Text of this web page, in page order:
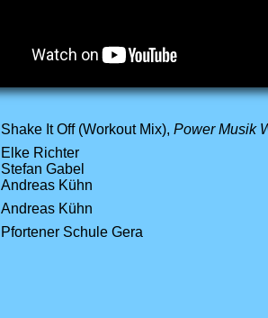
Shake It Off (Workout Mix), Power Musik
Elke Richter
Stefan Gabel
Andreas Kühn
Andreas Kühn
Pfortener Schule Gera